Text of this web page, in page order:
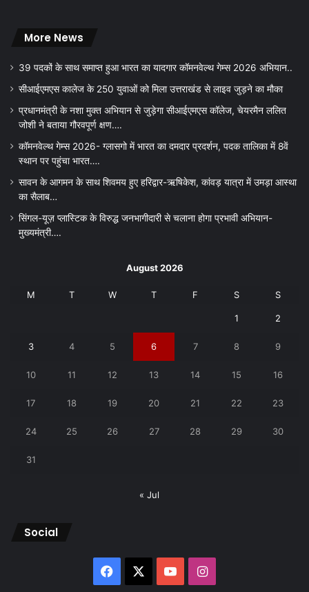
More News
39 पदकों के साथ समाप्त हुआ भारत का यादगार कॉमनवेल्थ गेम्स 2026 अभियान..
सीआईएमएस कालेज के 250 युवाओं को मिला उत्तराखंड से लाइव जुड़ने का मौका
प्रधानमंत्री के नशा मुक्त अभियान से जुड़ेगा सीआईएमएस कॉलेज, चेयरमैन ललित
जोशी ने बताया गौरवपूर्ण क्षण….
कॉमनवेल्थ गेम्स 2026- ग्लासगो में भारत का दमदार प्रदर्शन, पदक तालिका में 8वें
स्थान पर पहुंचा भारत….
सावन के आगमन के साथ शिवमय हुए हरिद्वार-ऋषिकेश, कांवड़ यात्रा में उमड़ा आस्था
का सैलाब…
सिंगल-यूज़ प्लास्टिक के विरुद्ध जनभागीदारी से चलाना होगा प्रभावी अभियान-
मुख्यमंत्री….
August 2026
M T W T F S S
1 2
3 4 5 6 7 8 9
10 11 12 13 14 15 16
17 18 19 20 21 22 23
24 25 26 27 28 29 30
31
« Jul
Social
Facebook YouTubeInstagram